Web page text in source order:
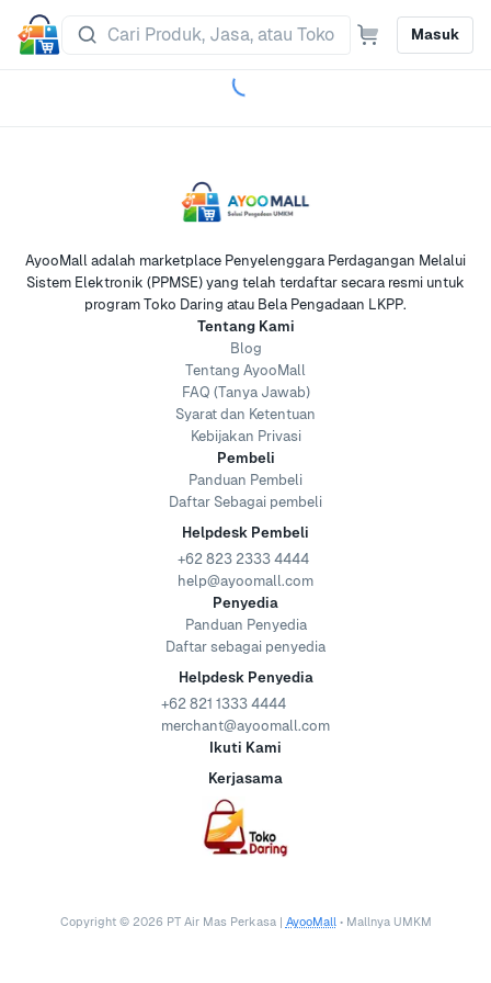
Masuk
AyooMall adalah marketplace Penyelenggara Perdagangan Melalui
Sistem Elektronik (PPMSE) yang telah terdaftar secara resmi untuk
program Toko Daring atau Bela Pengadaan LKPP.
Tentang Kami
Blog
Tentang AyooMall
FAQ (Tanya Jawab)
Syarat dan Ketentuan
Kebijakan Privasi
Pembeli
Panduan Pembeli
Daftar Sebagai pembeli
Helpdesk Pembeli
+62 823 2333 4444
help@ayoomall.com
Penyedia
Panduan Penyedia
Daftar sebagai penyedia
Helpdesk Penyedia
+62 821 1333 4444
merchant@ayoomall.com
Ikuti Kami
Kerjasama
Copyright © 2026 PT Air Mas Perkasa | AyooMall • Mallnya UMKM